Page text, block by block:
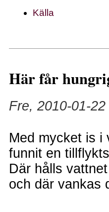
Källa
Här får
Fre, 2010-01-
Med mycket is i
funnit en
Där hålls
och där vankas